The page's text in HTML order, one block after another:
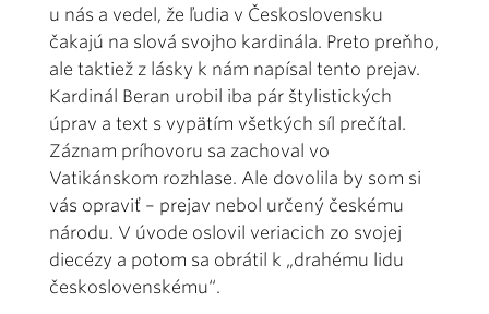
u nás a vedel, že ľudia v Československu
čakajú na slová svojho kardinála. Preto preňho,
ale taktiež z lásky k nám napísal tento prejav.
Kardinál Beran urobil iba pár štylistických
úprav a text s vypätím všetkých síl prečítal.
Záznam príhovoru sa zachoval vo
Vatikánskom rozhlase. Ale dovolila by som si
vás opraviť – prejav nebol určený českému
národu. V úvode oslovil veriacich zo svojej
diecézy a potom sa obrátil k „drahému lidu
československému“.